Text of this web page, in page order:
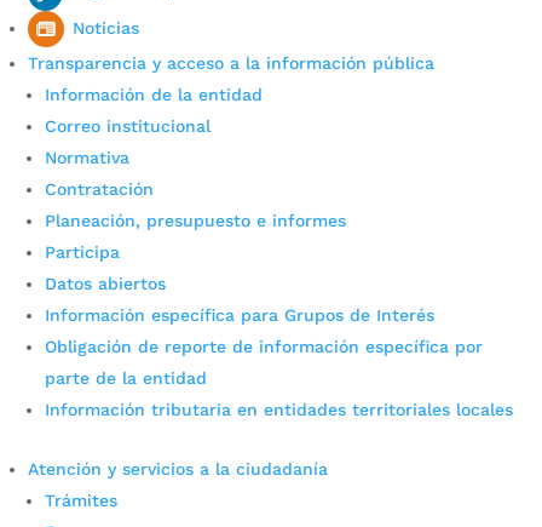
Noticias
Transparencia y acceso a la información pública
Información de la entidad
Correo institucional
Normativa
Contratación
Planeación, presupuesto e informes
Participa
Datos abiertos
Información específica para Grupos de Interés
Obligación de reporte de información específica por
parte de la entidad
Información tributaria en entidades territoriales locales
Atención y servicios a la ciudadanía
Trámites
Vía WhatsApp puede inscribirse
a cursos de los Puntos Digitales